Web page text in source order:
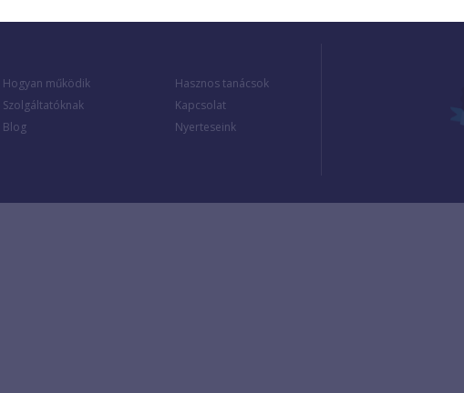
Hogyan működik
Szolgáltatóknak
Blog
Hasznos tanácsok
Kapcsolat
Nyerteseink